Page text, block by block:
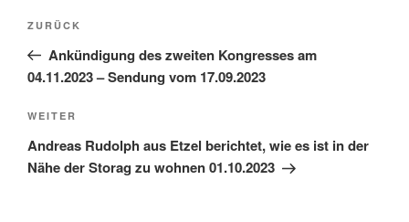
Beitragsnavigation
Vorheriger
Beitrag
ZURÜCK
Ankündigung des zweiten Kongresses am
04.11.2023 – Sendung vom 17.09.2023
Nächster
Beitrag
WEITER
Andreas Rudolph aus Etzel berichtet, wie es ist in der
Nähe der Storag zu wohnen 01.10.2023